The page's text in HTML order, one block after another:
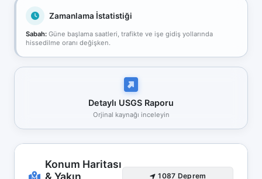
Zamanlama İstatistiği
Sabah: Güne başlama saatleri, trafikte ve işe gidiş yollarında
hissedilme oranı değişken.
Detaylı USGS Raporu
Orjinal kaynağı inceleyin
Konum Haritası
& Yakın
1087 Deprem